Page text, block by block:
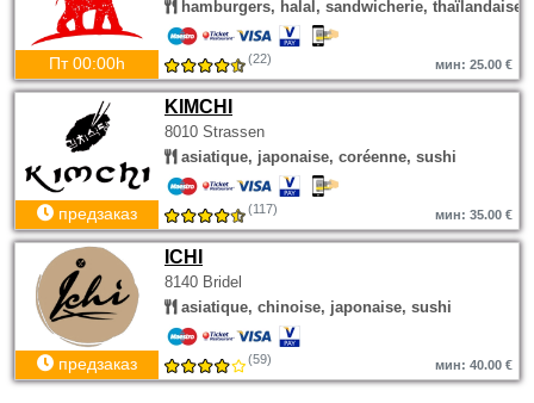
hamburgers, halal, sandwicherie, thaïlandaise
Пт 00:00h (22) мин: 25.00 €
KIMCHI
8010 Strassen
asiatique, japonaise, coréenne, sushi
предзаказ (117) мин: 35.00 €
ICHI
8140 Bridel
asiatique, chinoise, japonaise, sushi
предзаказ (59) мин: 40.00 €